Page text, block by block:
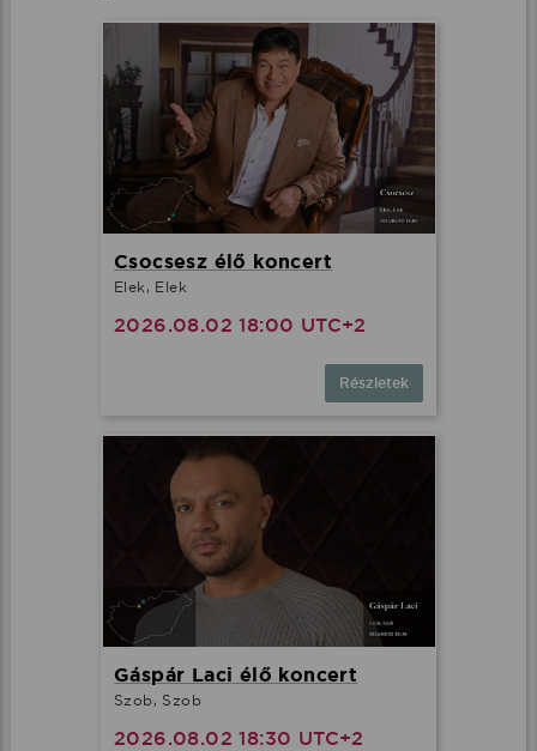
Csocsesz élő koncert
Elek, Elek
2026.08.02 18:00 UTC+2
Részletek
Gáspár Laci élő koncert
Szob, Szob
2026.08.02 18:30 UTC+2